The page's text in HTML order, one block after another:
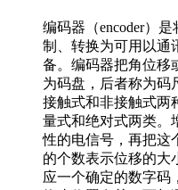
编码器（encoder）
制、转换为可用以通
备。编码器把角位移
为码盘，后者称为码
接触式和非接触式两
量式和绝对式两类。
性的电信号，再把这
的个数表示位移的大
应一个确定的数字码